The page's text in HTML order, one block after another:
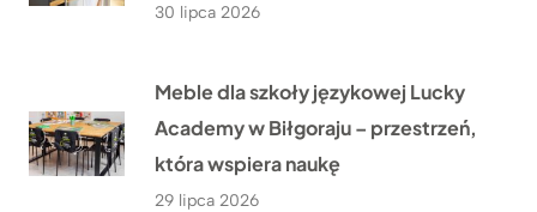
30 lipca 2026
Meble dla szkoły językowej Lucky
Academy w Biłgoraju – przestrzeń,
która wspiera naukę
29 lipca 2026